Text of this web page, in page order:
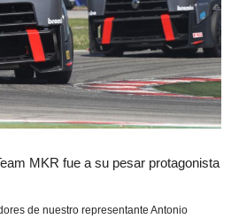
MKR fue a su pesar protagonista
de nuestro representante Antonio